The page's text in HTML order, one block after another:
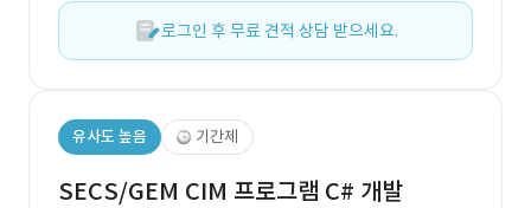
로그인 후 무료 견적 상담 받으세요.
유사도 높음 기간제
SECS/GEM CIM 프로그램 C# 개발